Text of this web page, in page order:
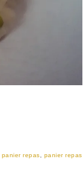
panier repas
panier repas